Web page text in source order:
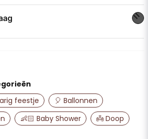
feestje
🎈 Ballonnen
👶🏻 Baby Shower 👼 Doop